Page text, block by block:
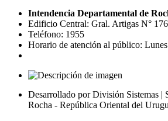
Intendencia Departamental de
Edificio Central: Gral. Artigas N° 176
Teléfono: 1955
Horario de atención al público:
Desarrollado por División Sistemas |
Rocha - República Oriental del